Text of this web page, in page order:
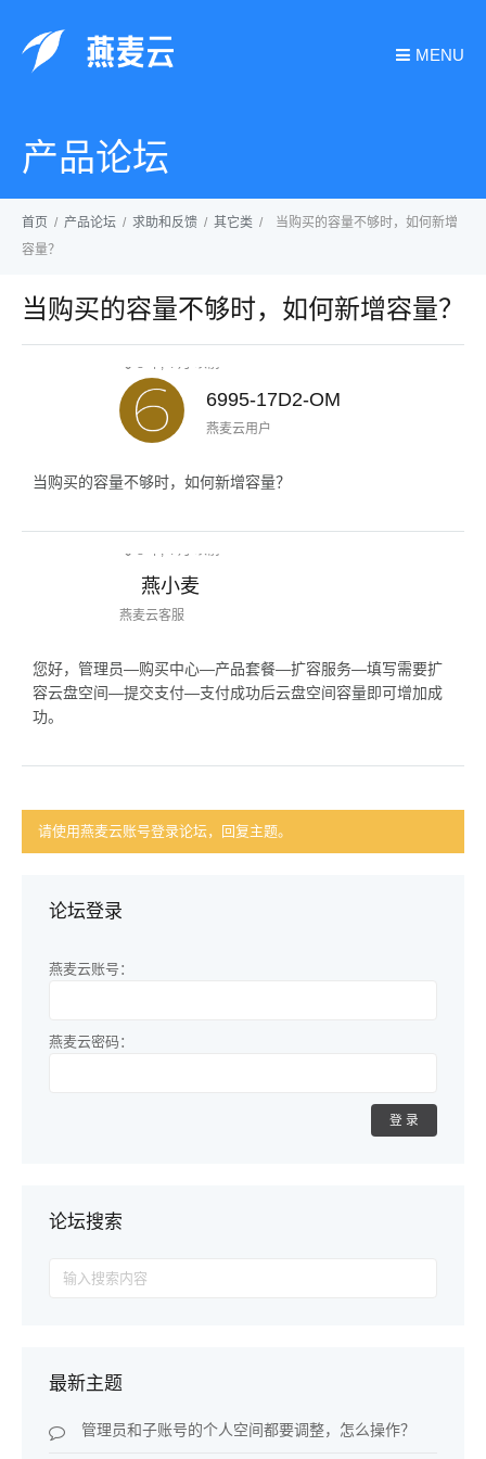
MENU
产品论坛
首页 / 产品论坛 / 求助和反馈 / 其它类 /
当购买的容量不够时，如何新增
容量？
当购买的容量不够时，如何新增容量？
8 年, 4 月 以前
6995-17D2-OM
燕麦云用户
当购买的容量不够时，如何新增容量？
8 年, 4 月 以前
燕小麦
燕麦云客服
您好，管理员—购买中心—产品套餐—扩容服务—填写需要扩
容云盘空间—提交支付—支付成功后云盘空间容量即可增加成
功。
请使用燕麦云账号登录论坛，回复主题。
论坛登录
燕麦云账号：
燕麦云密码：
登录
论坛搜索
Search
for:
最新主题
管理员和子账号的个人空间都要调整，怎么操作？